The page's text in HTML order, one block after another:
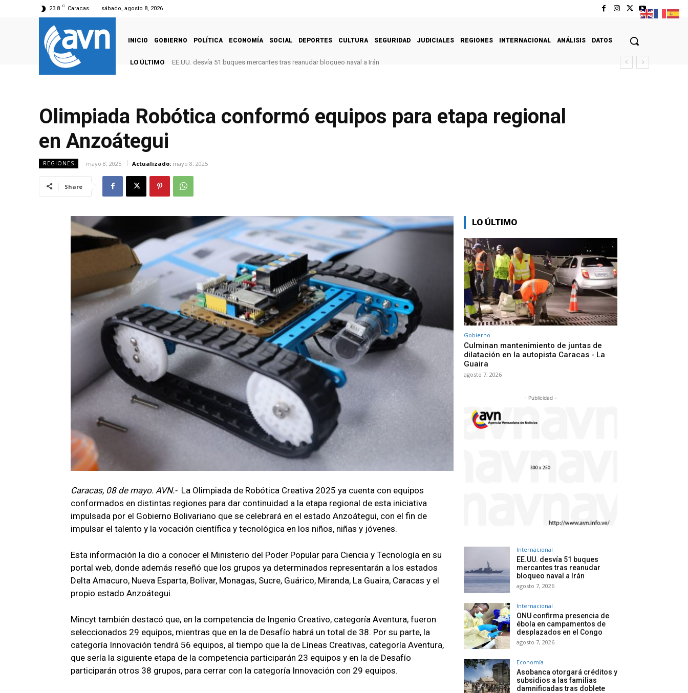
23.8 C Caracas sábado, agosto 8, 2026
INICIO GOBIERNO POLÍTICA ECONOMÍA SOCIAL DEPORTES CULTURA SEGURIDAD JUDICIALES REGIONES INTERNACIONAL ANÁLISIS DATOS
LO ÚLTIMO EE.UU. desvía 51 buques mercantes tras reanudar bloqueo naval a Irán
Olimpiada Robótica conformó equipos para etapa regional
en Anzoátegui
REGIONES mayo 8, 2025 Actualizado: mayo 8, 2025
Share
Caracas, 08 de mayo. AVN.- La Olimpiada de Robótica Creativa 2025 ya cuenta con equipos
conformados en distintas regiones para dar continuidad a la etapa regional de esta iniciativa
impulsada por el Gobierno Bolivariano que se celebrará en el estado Anzoátegui, con el fin de
impulsar el talento y la vocación científica y tecnológica en los niños, niñas y jóvenes.
Esta información la dio a conocer el Ministerio del Poder Popular para Ciencia y Tecnología en su
portal web, donde además reseñó que los grupos ya determinados representarán a los estados
Delta Amacuro, Nueva Esparta, Bolívar, Monagas, Sucre, Guárico, Miranda, La Guaira, Caracas y el
propio estado Anzoátegui.
Mincyt también destacó que, en la competencia de Ingenio Creativo, categoría Aventura, fueron
seleccionados 29 equipos, mientras que en la de Desafío habrá un total de 38. Por su parte, la
categoría Innovación tendrá 56 equipos, al tiempo que la de Líneas Creativas, categoría Aventura,
que sería la siguiente etapa de la competencia participarán 23 equipos y en la de Desafío
participarán otros 38 grupos, para cerrar con la categoría Innovación con 29 equipos.
LO ÚLTIMO
Gobierno
Culminan mantenimiento de juntas de
dilatación en la autopista Caracas - La
Guaira
agosto 7, 2026
- Publicidad -
Internacional
EE.UU. desvía 51 buques
mercantes tras reanudar
bloqueo naval a Irán
agosto 7, 2026
Internacional
ONU confirma presencia de
ébola en campamentos de
desplazados en el Congo
agosto 7, 2026
Economía
Asobanca otorgará créditos y
subsidios a las familias
damnificadas tras doblete